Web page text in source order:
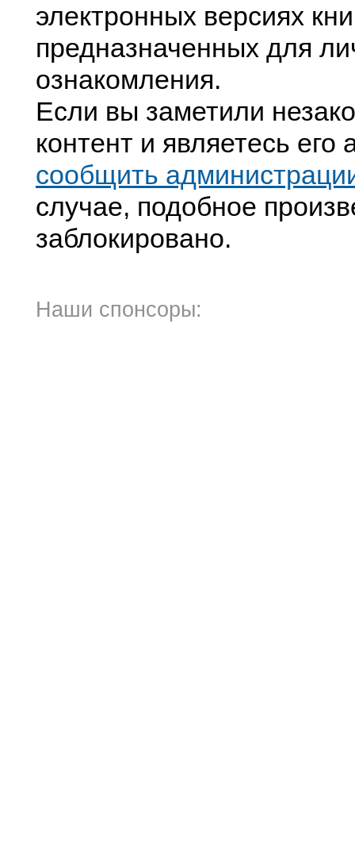
электронных версиях
предназначенных для
ознакомления.
Если вы заметили
контент и являетесь его
сообщить
случае, подобное
заблокировано.
Наши спонсоры: